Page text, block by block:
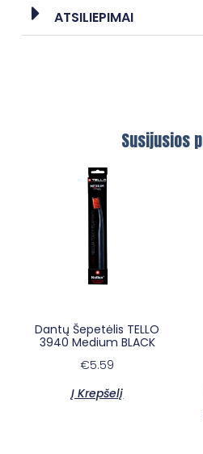
ATSILIEPIMAI
Susijusios
Dantų Šepetėlis TELLO
3940 Medium BLACK
€5.59
Į Krepšelį